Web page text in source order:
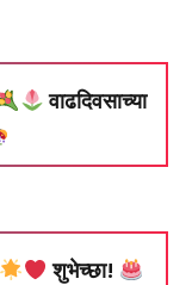
वाढदिवसाच्या
शुभेच्छा!